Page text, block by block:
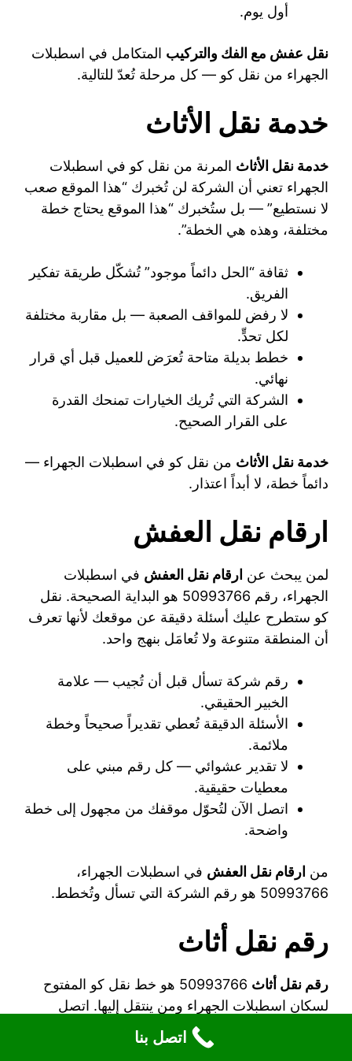
أول يوم.
نقل عفش مع الفك والتركيب المتكامل في اسطبلات
الجهراء من نقل كو — كل مرحلة تُعدّ للتالية.
خدمة نقل الأثاث
خدمة نقل الأثاث المرنة من نقل كو في اسطبلات
الجهراء تعني أن الشركة لن تُخبرك “هذا الموقع صعب
لا نستطيع” — بل ستُخبرك “هذا الموقع يحتاج خطة
مختلفة، وهذه هي الخطة”.
ثقافة “الحل دائماً موجود” تُشكّل طريقة تفكير
الفريق.
لا رفض للمواقف الصعبة — بل مقاربة مختلفة
لكل تحدٍّ.
خطط بديلة متاحة تُعرَض للعميل قبل أي قرار
نهائي.
الشركة التي تُريك الخيارات تمنحك القدرة
على القرار الصحيح.
خدمة نقل الأثاث من نقل كو في اسطبلات الجهراء —
دائماً خطة، لا أبداً اعتذار.
ارقام نقل العفش
لمن يبحث عن ارقام نقل العفش في اسطبلات
الجهراء، رقم 50993766 هو البداية الصحيحة. نقل
كو ستطرح عليك أسئلة دقيقة عن موقعك لأنها تعرف
أن المنطقة متنوعة ولا تُعامَل بنهج واحد.
رقم شركة تسأل قبل أن تُجيب — علامة
الخبير الحقيقي.
الأسئلة الدقيقة تُعطي تقديراً صحيحاً وخطة
ملائمة.
لا تقدير عشوائي — كل رقم مبني على
معطيات حقيقية.
اتصل الآن لتُحوّل موقفك من مجهول إلى خطة
واضحة.
من ارقام نقل العفش في اسطبلات الجهراء،
50993766 هو رقم الشركة التي تسأل وتُخطط.
رقم نقل أثاث
رقم نقل أثاث
50993766 هو خط نقل كو المفتوح
لسكان اسطبلات الجهراء ومن ينتقل إليها. اتصل
وأخبرهم بتفاصيل موقعك — وهم سيبنون خطة عملية
واضحة تأخذ كل هذه التفاصيل بالجدية التي تستحقها.
اتصل بنا